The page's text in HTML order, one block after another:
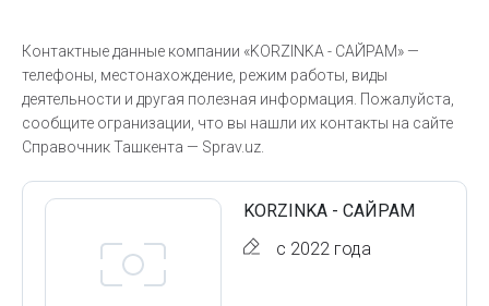
Контактные данные компании «KORZINKA - САЙРАМ» —
телефоны, местонахождение, режим работы, виды
деятельности и другая полезная информация. Пожалуйста,
сообщите огранизации, что вы нашли их контакты на сайте
Справочник Ташкента — Sprav.uz.
KORZINKA - САЙРАМ
с 2022 года